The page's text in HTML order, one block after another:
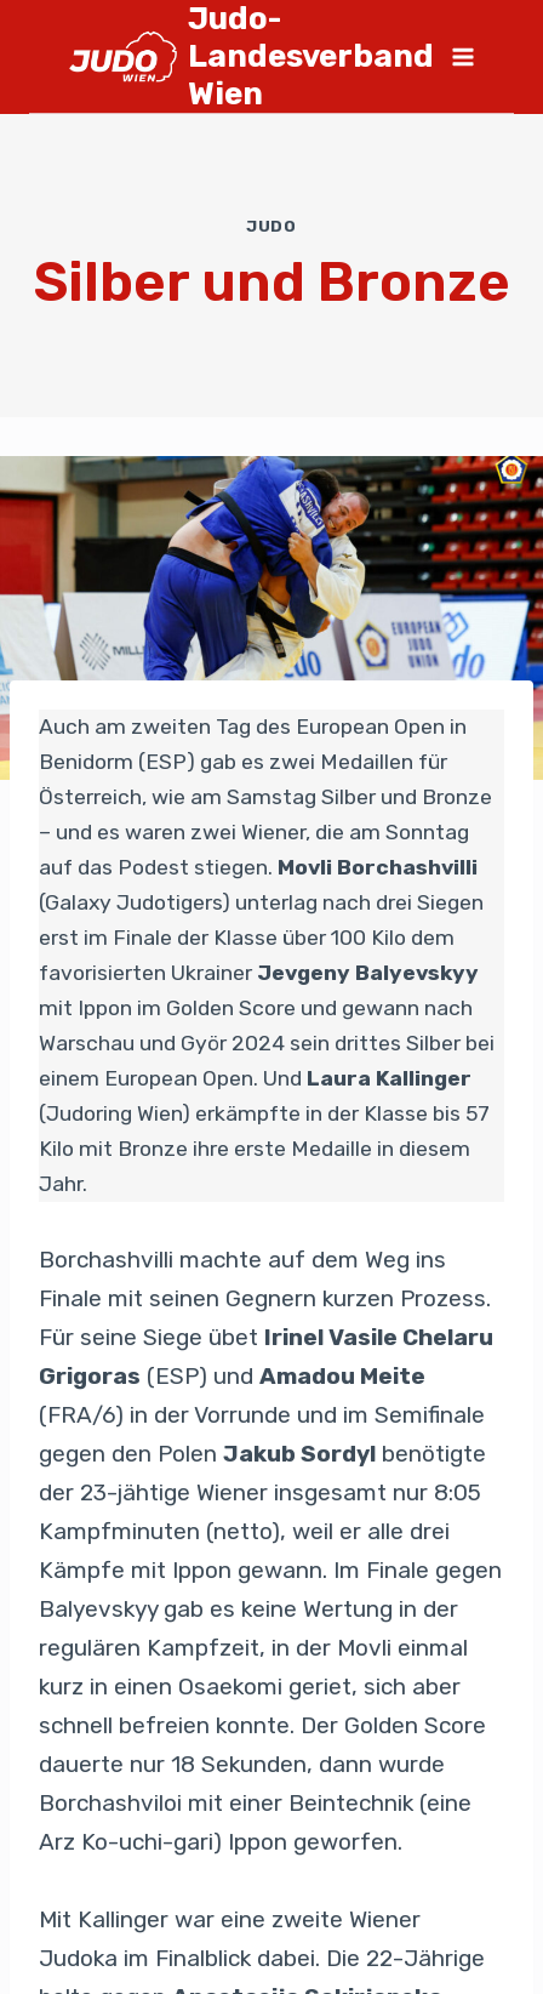
Judo-
Landesverband
Wien
JUDO
Silber und Bronze
Auch am zweiten Tag des European Open in
Benidorm (ESP) gab es zwei Medaillen für
Österreich, wie am Samstag Silber und Bronze
– und es waren zwei Wiener, die am Sonntag
auf das Podest stiegen. Movli Borchashvilli
(Galaxy Judotigers) unterlag nach drei Siegen
erst im Finale der Klasse über 100 Kilo dem
favorisierten Ukrainer Jevgeny Balyevskyy
mit Ippon im Golden Score und gewann nach
Warschau und Györ 2024 sein drittes Silber bei
einem European Open. Und Laura Kallinger
(Judoring Wien) erkämpfte in der Klasse bis 57
Kilo mit Bronze ihre erste Medaille in diesem
Jahr.
Borchashvilli machte auf dem Weg ins
Finale mit seinen Gegnern kurzen Prozess.
Für seine Siege übet Irinel Vasile Chelaru
Grigoras (ESP) und Amadou Meite
(FRA/6) in der Vorrunde und im Semifinale
gegen den Polen Jakub Sordyl benötigte
der 23-jähtige Wiener insgesamt nur 8:05
Kampfminuten (netto), weil er alle drei
Kämpfe mit Ippon gewann. Im Finale gegen
Balyevskyy gab es keine Wertung in der
regulären Kampfzeit, in der Movli einmal
kurz in einen Osaekomi geriet, sich aber
schnell befreien konnte. Der Golden Score
dauerte nur 18 Sekunden, dann wurde
Borchashviloi mit einer Beintechnik (eine
Arz Ko-uchi-gari) Ippon geworfen.
Mit Kallinger war eine zweite Wiener
Judoka im Finalblick dabei. Die 22-Jährige